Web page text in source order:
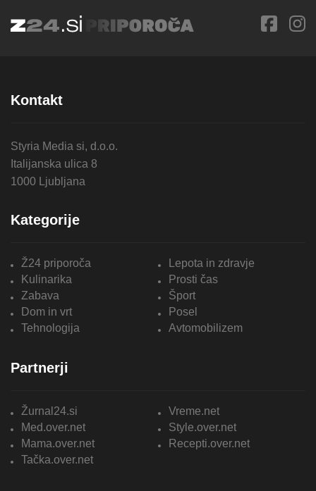
Kontakt
Styria Media si, d.o.o.
Italijanska ulica 8
1000 Ljubljana
Kategorije
Ž24 priporoča
Lepota in zdravje
Kulinarika
Prosti čas
Zabava
Šport
Dom in vrt
Posel
Tehnologija
Avtomobilizem
Partnerji
Žurnal24.si
Vreme.net
Med.over.net
Style.over.net
Mama.over.net
Recepti.over.net
Tačka.over.net